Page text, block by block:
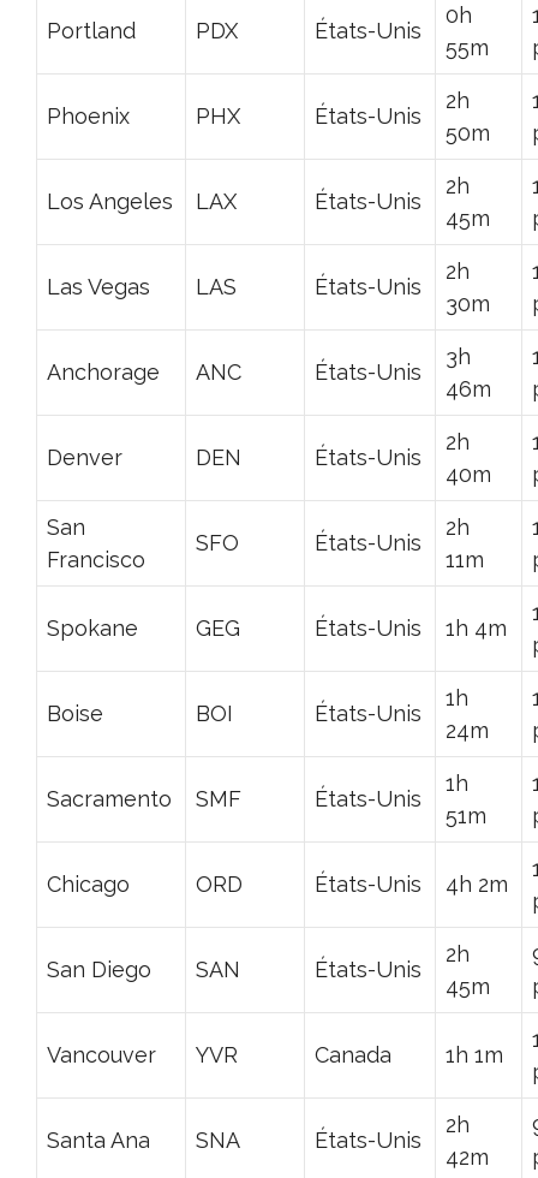
Portland PDX États-Unis
0h
55m
Phoenix PHX États-Unis
2h
50m
Los Angeles LAX États-Unis
2h
45m
Las Vegas LAS États-Unis
2h
30m
Anchorage ANC États-Unis
3h
46m
Denver DEN États-Unis
2h
40m
San
Francisco
SFO États-Unis
2h
11m
Spokane GEG États-Unis 1h 4m
Boise BOI États-Unis
1h
24m
Sacramento SMF États-Unis
1h
51m
Chicago ORD États-Unis 4h 2m
San Diego SAN États-Unis
2h
45m
Vancouver YVR Canada 1h 1m
Santa Ana SNA États-Unis
2h
42m